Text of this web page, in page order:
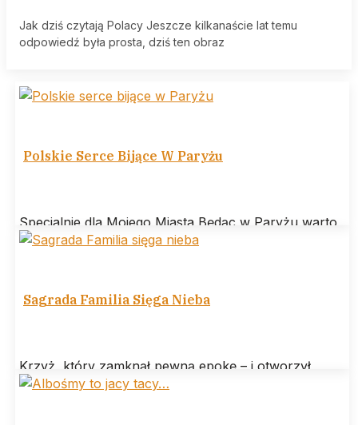
Jak dziś czytają Polacy Jeszcze kilkanaście lat temu
odpowiedź była prosta, dziś ten obraz
Polskie Serce Bijące W Paryżu
Specjalnie dla Mojego Miasta Będąc w Paryżu warto
odwiedzić Bibliotekę Polską na wyspie świętego
Sagrada Familia Sięga Nieba
Krzyż, który zamknął pewną epokę – i otworzył
następną W Barcelonie wydarzyło się coś, co można